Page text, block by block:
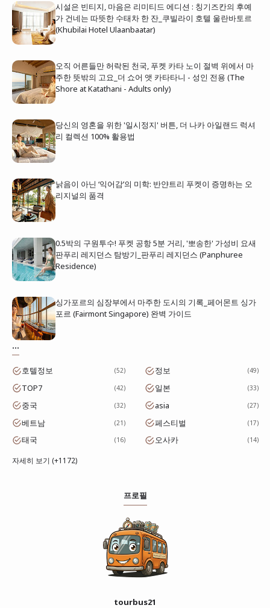
시설은 빈티지, 마음은 리미티드 에디션 : 칭기즈칸의 후예
가 건네는 따뜻한 수태차 한 잔_쿠빌라이 호텔 울란바토르
(Khubilai Hotel Ulaanbaatar)
오직 어른들만 허락된 천국, 푸켓 카타 노이 절벽 위에서 마
주한 뜻밖의 고요_더 쇼어 앳 카타타니 - 성인 전용 (The
Shore at Katathani - Adults only)
당신의 영혼을 위한 '일시정지' 버튼, 더 나카 아일랜드 럭셔
리 컬렉션 100% 활용법
낡음이 아닌 ‘익어감’의 미학: 반얀트리 푸켓이 증명하는 오
리지널의 품격
0.5박의 구원투수! 푸켓 공항 5분 거리, '뽀송한' 가성비 요새
판푸리 레지던스 탐방기_판푸리 레지던스 (Panphuree
Residence)
싱가포르의 심장부에서 마주한 도시의 기록_페어몬트 싱가
포르 (Fairmont Singapore) 완벽 가이드
...
호텔정보 52 정보 49
TOP7 42 일본 33
중국 32 asia 27
베트남 21 페스티벌 17
태국 16 오사카 14
자세히 보기 (+1172)
프로필
tourbus21